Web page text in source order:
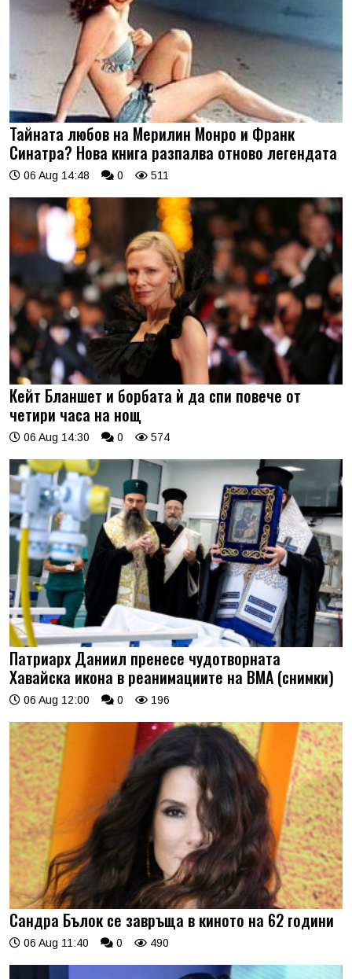
Тайната любов на Мерилин Монро и Франк
Синатра? Нова книга разпалва отново легендата
06 Aug 14:48 0 511
Кейт Бланшет и борбата ѝ да спи повече от
четири часа на нощ
06 Aug 14:30 0 574
Патриарх Даниил пренесе чудотворната
Хавайска икона в реанимациите на ВМА (снимки)
06 Aug 12:00 0 196
Сандра Бълок се завръща в киното на 62 години
06 Aug 11:40 0 490